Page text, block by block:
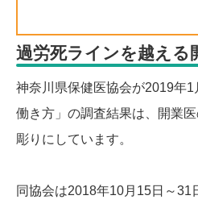
過労死ラインを越える
神奈川県保健医協会が2019年
働き方」の調査結果は、開業
彫りにしています。
同協会は2018年10月15日～31